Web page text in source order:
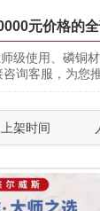
元价格的
级使用、磷铜
询客服，为您
上架时间